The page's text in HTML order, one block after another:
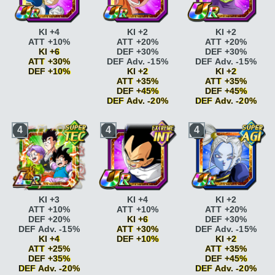
Jugement
sereinDEF +25%
Soutien
infaillible ATT +10%
DEF Adv. -15%
Soutien
infaillible ATT +15%
DEF Adv. -20%
infaillibleATT +10%
DEF Adv. -15%
Soutien
infaillible ATT +15%
DEF Adv. -20%
IntelloATT +10%
DEF +10%
IntelloATT +15%
DEF +15%
L'origine des
saiyansKI +1
L'origine des
saiyansKI +2 ATT
+5% DEF +5%
Briser la limite
KI +2
ATT +5% DEF +5%
Lignée royaleKI +1
Lignée royaleKI +2
ATT +5%
L'origine des
saiyansKI +1
L'origine des
saiyansKI +2 ATT
+5% DEF +5%
KI +4
ATT +10%
KI +6
ATT +30%
DEF +10%
Briser la limite
KI +2
Briser la limiteKI +2
ATT +5% DEF +5%
Jugement
sereinDEF +20%
Jugement
sereinDEF +25%
Soutien
infaillible ATT +10%
DEF Adv. -15%
Soutien
infaillible ATT +15%
DEF Adv. -20%
KI +2
ATT +20%
DEF +30%
DEF Adv. -15%
KI +2
ATT +35%
DEF +45%
DEF Adv. -20%
Briser la limite
KI +2
Briser la limiteKI +2
ATT +5% DEF +5%
Jugement
sereinDEF +20%
Jugement
sereinDEF +25%
Soutien
infaillible ATT +10%
DEF Adv. -15%
Soutien
infaillibleATT +15%
DEF Adv. -20%
IntelloATT +10%
DEF +10%
IntelloATT +15%
KI +2
ATT +20%
DEF +30%
DEF Adv. -15%
KI +2
ATT +35%
DEF +45%
DEF Adv. -20%
4
KI +3
ATT +10%
DEF +20%
DEF Adv. -15%
KI +4
ATT +25%
DEF +35%
DEF Adv. -20%
4
KI +4
ATT +10%
KI +6
ATT +30%
DEF +10%
4
KI +2
ATT +20%
DEF +30%
DEF Adv. -15%
KI +2
ATT +35%
DEF +45%
DEF Adv. -20%